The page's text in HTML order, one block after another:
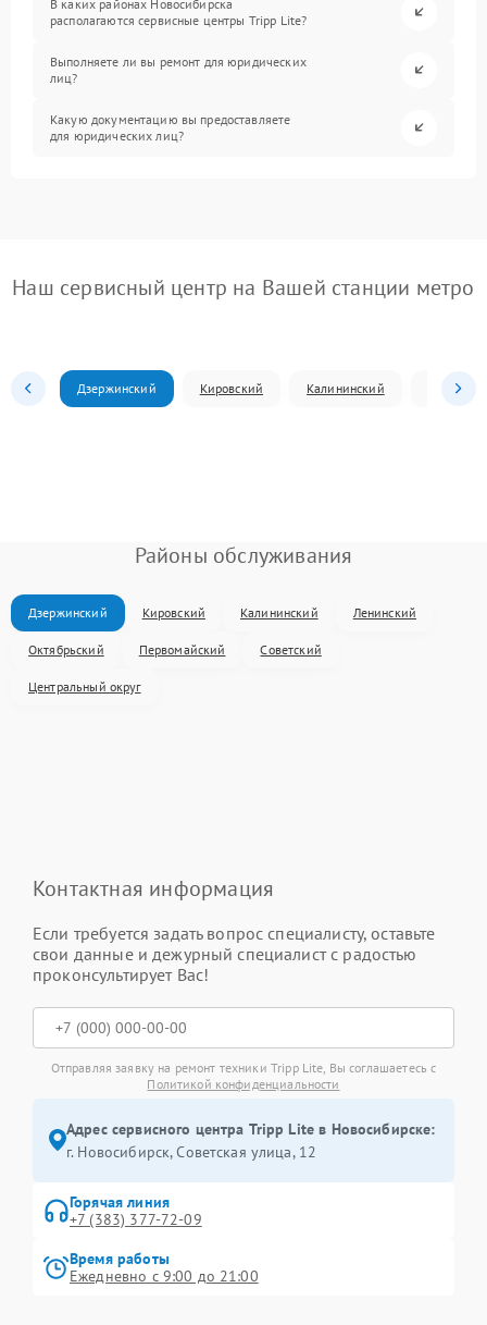
В каких районах Новосибирска
располагаются сервисные центры Tripp Lite?
Выполняете ли вы ремонт для юридических
лиц?
Какую документацию вы предоставляете
для юридических лиц?
Наш сервисный центр на Вашей станции метро
Дзержинский Кировский Калининский
Районы обслуживания
Дзержинский Кировский Калининский Ленинский
Октябрьский Первомайский Советский
Центральный округ
Контактная информация
Если требуется задать вопрос специалисту, оставьте
свои данные и дежурный специалист с радостью
проконсультирует Вас!
Отправляя заявку на ремонт техники Tripp Lite, Вы соглашаетесь с
Политикой конфиденциальности
Адрес сервисного центра Tripp Lite в Новосибирске:
г. Новосибирск, Советская улица, 12
Горячая линия
+7 (383) 377-72-09
Время работы
Ежедневно с 9:00 до 21:00